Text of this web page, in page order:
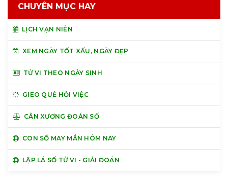
CHUYÊN MỤC HAY
LỊCH VẠN NIÊN
XEM NGÀY TỐT XẤU, NGÀY ĐẸP
TỬ VI THEO NGÀY SINH
GIEO QUẺ HỎI VIỆC
CÂN XƯƠNG ĐOÁN SỐ
CON SỐ MAY MẮN HÔM NAY
LẬP LÁ SỐ TỬ VI - GIẢI ĐOÁN